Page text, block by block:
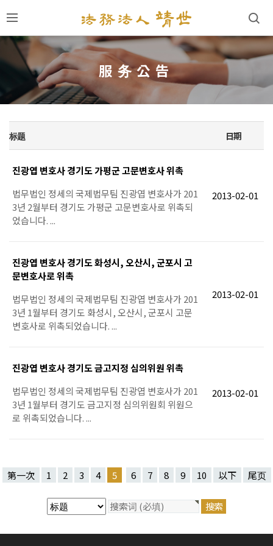
服务公告
标题 日期
진광엽 변호사 경기도 가평군 고문변호사 위촉
법무법인 정세의 국제법무팀 진광엽 변호사가 201
3년 2월부터 경기도 가평군 고문변호사로 위촉되
었습니다. ...
2013-02-01
진광엽 변호사 경기도 화성시, 오산시, 군포시 고
문변호사로 위촉
법무법인 정세의 국제법무팀 진광엽 변호사가 201
3년 1월부터 경기도 화성시, 오산시, 군포시 고문
변호사로 위촉되었습니다. ...
2013-02-01
진광엽 변호사 경기도 금고지정 심의위원 위촉
법무법인 정세의 국제법무팀 진광엽 변호사가 201
3년 1월부터 경기도 금고지정 심의위원회 위원으
로 위촉되었습니다. ...
2013-02-01
第一次 1 2 3 4 5 6 7 8 9 10 以下 尾页